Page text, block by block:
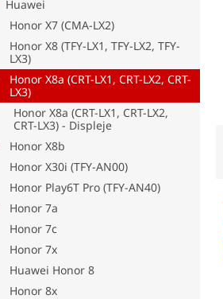
Huawei
Honor X7 (CMA-LX2)
Honor X8 (TFY-LX1, TFY-LX2, TFY-
LX3)
Honor X8a (CRT-LX1, CRT-LX2, CRT-
LX3)
Honor X8a (CRT-LX1, CRT-LX2,
CRT-LX3) - Displeje
Honor X8b
Honor X30i (TFY-AN00)
Honor Play6T Pro (TFY-AN40)
Honor 7a
Honor 7c
Honor 7x
Huawei Honor 8
Honor 8x